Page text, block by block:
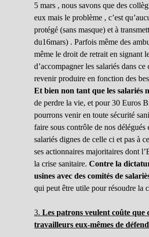
5 mars , nous savons que des
eux mais le problème , c’est
protégé (sans masque) et à
du16mars) . Parfois même des
même le droit de retrait en signant
d’accompagner les salariés dans
revenir produire en fonction des
Et bien non tant que les salariés
de perdre la vie, et pour 30 Euros
pourrons venir en toute sécurité
faire sous contrôle de nos
salariés dignes de celle ci et pas à
ses actionnaires majoritaires dont
la crise sanitaire.Contre la
usines avec des comités de
qui peut être utile pour résoudre la
3. Les patrons veulent coûte
travailleurs eux-mêmes de